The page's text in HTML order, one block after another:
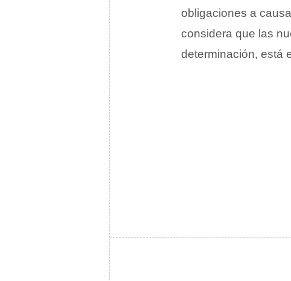
obligaciones a
considera que las
determinación, está